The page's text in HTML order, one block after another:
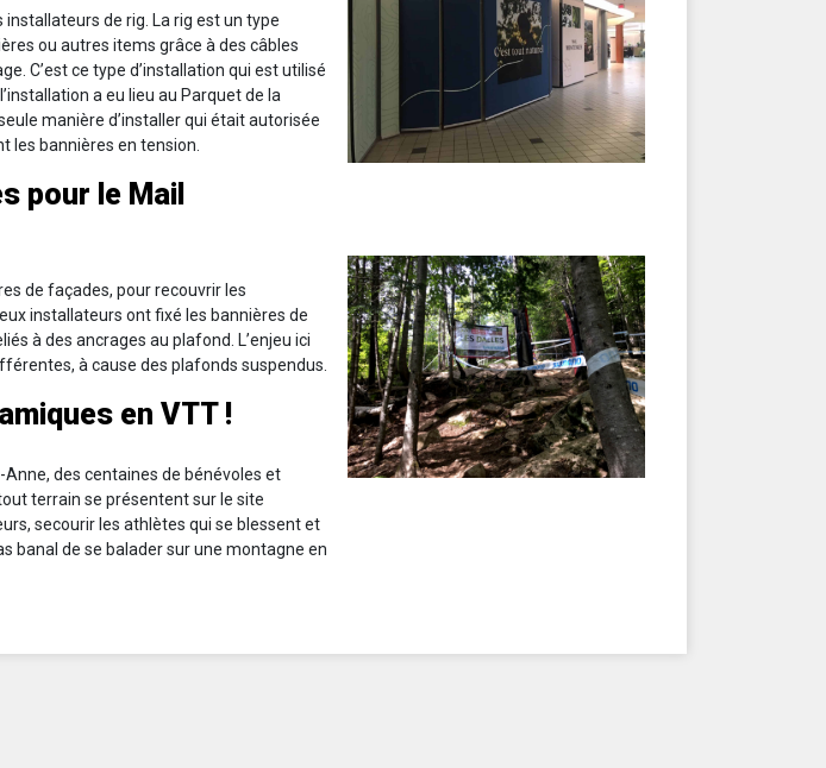
installateurs de rig. La rig est un type
ou autres items grâce à des câbles
C’est ce type d’installation qui est utilisé
a eu lieu au Parquet de la
manière d’installer qui était autorisée
les bannières en tension.
pour le Mail
de façades, pour recouvrir les
installateurs ont fixé les bannières de
à des ancrages au plafond. L’enjeu ici
à cause des plafonds suspendus.
en VTT !
des centaines de bénévoles et
terrain se présentent sur le site
secourir les athlètes qui se blessent et
banal de se balader sur une montagne en